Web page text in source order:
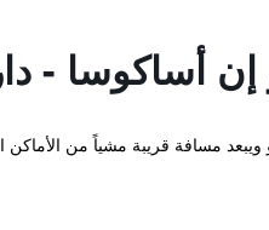
أساكوسا -